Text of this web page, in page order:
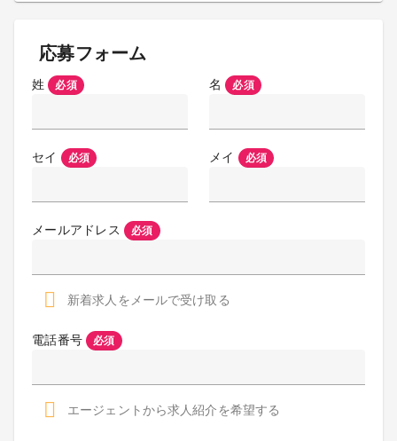
応募フォーム
姓 必須 名 必須
セイ 必須 メイ 必須
メールアドレス 必須
新着求人をメールで受け取る
電話番号 必須
エージェントから求人紹介を希望する